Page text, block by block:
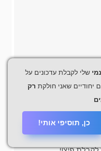
האם מועד הטיסות הוא בעוד פחות מ14 יום? כי אם כן
שלי לקבלת עדכונים על
יחודיים שאני חולקת רק
כן, תוסיפי אותי!